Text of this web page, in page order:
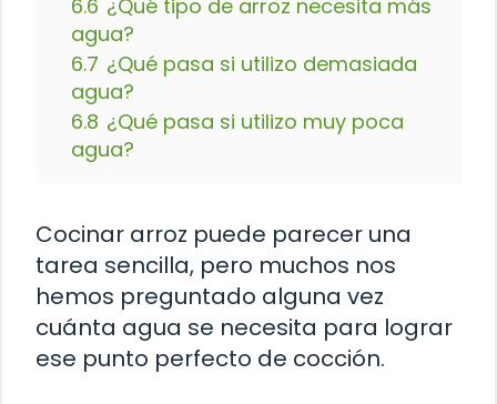
6.6 ¿Qué tipo de arroz necesita más
agua?
6.7 ¿Qué pasa si utilizo demasiada
agua?
6.8 ¿Qué pasa si utilizo muy poca
agua?
Cocinar arroz puede parecer una
tarea sencilla, pero muchos nos
hemos preguntado alguna vez
cuánta agua se necesita para lograr
ese punto perfecto de cocción.